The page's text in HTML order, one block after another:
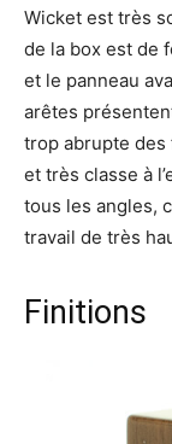
Wicket est très
de la box est de
et le panneau
arêtes
trop abrupte des
et très classe à
tous les angles,
travail de très
Finitions